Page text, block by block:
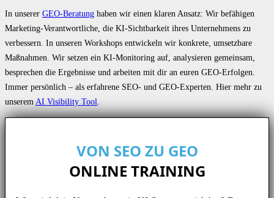
In unserer GEO-Beratung haben wir einen klaren Ansatz: Wir befähigen
Marketing-Verantwortliche, die KI-Sichtbarkeit ihres Unternehmens zu
verbessern. In unseren Workshops entwickeln wir konkrete, umsetzbare
Maßnahmen. Wir setzen ein KI-Monitoring auf, analysieren gemeinsam,
besprechen die Ergebnisse und arbeiten mit dir an euren GEO-Erfolgen.
Immer persönlich – als erfahrene SEO- und GEO-Experten. Hier mehr zu
unserem AI Visibility Tool
VON SEO ZU GEO
ONLINE TRAINING